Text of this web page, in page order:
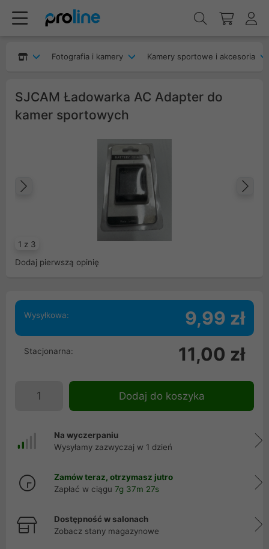
Fotografia i kamery Kamery sportowe i akcesoria
SJCAM Ładowarka AC Adapter do
kamer sportowych
1 z 3
Poprzedni
Dodaj pierwszą opinię
Wysyłkowa: 9,99 zł
Stacjonarna: 11,00 zł
Dodaj do koszyka
Na wyczerpaniu
Wysyłamy zazwyczaj w 1 dzień
Zamów teraz, otrzymasz jutro
Zapłać w ciągu 7g 37m 27s
Dostępność w salonach
Zobacz stany magazynowe